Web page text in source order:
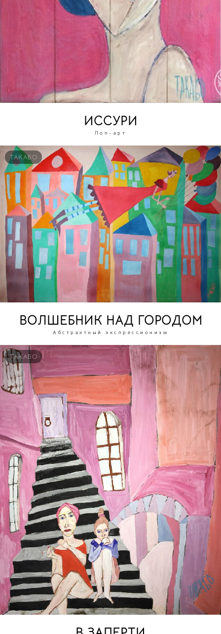
ИССУРИ
Поп-арт
ТАКАБО
ВОЛШЕБНИК НАД ГОРОДОМ
Абстрактный экспрессионизм
ТАКАБО